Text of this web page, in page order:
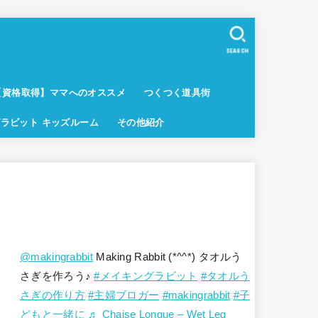
資格取得】ママへのオススメ つくつく道具街
ビット キッズルーム その他紹介
SEARCH
@makingrabbitMaking Rabbit (*^^*) タオルう
さぎを作ろう♪#メイキングラビット #タオルう
さぎの作り方 #主婦ブロガー #makingrabbit #子
どもと一緒に ♬ Chaise Longue – Wet Leg